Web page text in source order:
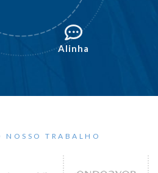
Alinha
NOSSO TRABALHO